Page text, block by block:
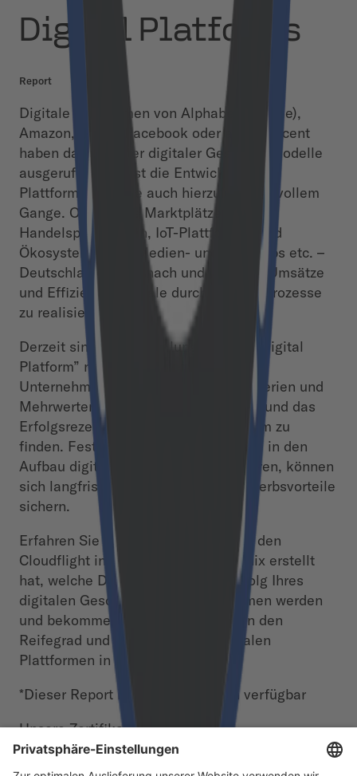
Digital Platforms
Report
Digitale Plattformen von Alphabet (Google),
Amazon, Apple, Facebook oder auch Tencent
haben das Zeitalter digitaler Geschäftsmodelle
ausgerufen. Nun ist die Entwicklung der
Plattformökonomie auch hierzulande in vollem
Gange. Ob digitale Marktplätze und
Handelsplattformen, IoT-Plattformen und
Ökosysteme oder Medien- und Info-Apps etc. –
Deutschland rüstet nach und versucht Umsätze
und Effizienzpotentiale durch digitale Prozesse
zu realisieren.
Derzeit sind die Vorstellungen einer “Digital
Platform” noch sehr unterschiedlich.
Unternehmen suchen nach Designkriterien und
Mehrwerten, um den richtigen Ansatz und das
Erfolgsrezept für ihre digitale Plattform zu
finden. Fest steht – Unternehmen, die in den
Aufbau digitaler Plattformen investieren, können
sich langfristig strategische Wettbewerbsvorteile
sichern.
Erfahren Sie im kostenlosen Report, den
Cloudflight in Kooperation mit Equinix erstellt
hat, welche Designkriterien den Erfolg Ihres
digitalen Geschäftsmodells bestimmen werden
und bekommen Sie einen Einblick in den
Reifegrad und Status Quo der digitalen
Plattformen in Deutschland.
*Dieser Report ist nur auf Deutsch verfügbar
Unsere Zertifikate